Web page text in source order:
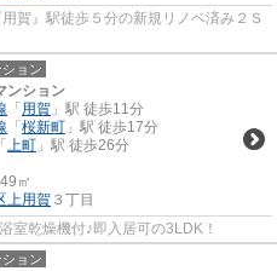
賀』駅徒歩５分の新規リノベ済み２Ｓ
ョン
ンション
「 用賀 」駅 徒歩11分
「 桜新町 」駅 徒歩17分
「 上町 」駅 徒歩26分
㎡
上用賀 ３丁目
室乾燥機付♪即入居可の3LDK！
ョン